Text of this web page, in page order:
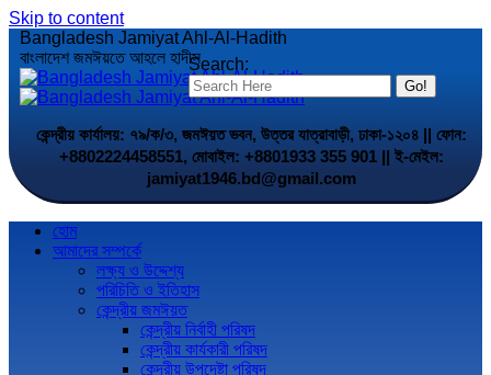
Skip to content
Search:
Bangladesh Jamiyat Ahl-Al-Hadith
বাংলাদেশ জমঈয়তে আহলে হাদীস
কেন্দ্রীয় কার্যালয়: ৭৯/ক/৩, জমঈয়ত ভবন, উত্তর যাত্রাবাড়ী, ঢাকা-১২০৪ || ফোন:
+8802224458551, মোবাইল: +8801933 355 901 || ই-মেইল:
jamiyat1946.bd@gmail.com
হোম
আমাদের সম্পর্কে
লক্ষ্য ও উদ্দেশ্য
পরিচিতি ও ইতিহাস
কেন্দ্রীয় জমঈয়ত
কেন্দ্রীয় নির্বাহী পরিষদ
কেন্দ্রীয় কার্যকারী পরিষদ
কেন্দ্রীয় উপদেষ্টা পরিষদ